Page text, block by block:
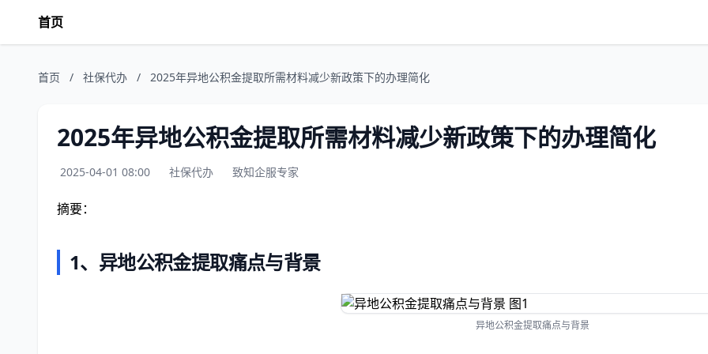
首页
首页 / 社保代办 / 2025年异地公积金提取所需材料减少新政策下的办理简化
2025年异地公积金提取所需材料减少新政策下的办理简化
2025-04-01 08:00 社保代办 致知企服专家
摘要：
1、异地公积金提取痛点与背景
异地公积金提取痛点与背景